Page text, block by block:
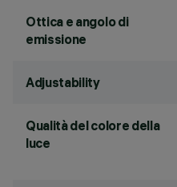
Ottica e angolo di
emissione
Adjustability
Qualità del colore della
luce